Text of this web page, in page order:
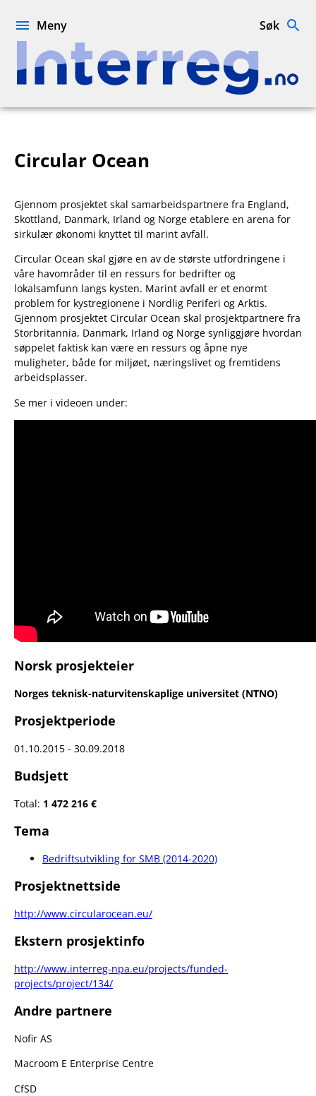
Interreg.no
Meny Søk
Circular Ocean
Gjennom prosjektet skal samarbeidspartnere fra England,
Skottland, Danmark, Irland og Norge etablere en arena for
sirkulær økonomi knyttet til marint avfall.
Circular Ocean skal gjøre en av de største utfordringene i
våre havområder til en ressurs for bedrifter og
lokalsamfunn langs kysten. Marint avfall er et enormt
problem for kystregionene i Nordlig Periferi og Arktis.
Gjennom prosjektet Circular Ocean skal prosjektpartnere fra
Storbritannia, Danmark, Irland og Norge synliggjøre hvordan
søppelet faktisk kan være en ressurs og åpne nye
muligheter, både for miljøet, næringslivet og fremtidens
arbeidsplasser.
Se mer i videoen under:
Norsk prosjekteier
Norges teknisk-naturvitenskaplige universitet (NTNO)
Prosjektperiode
01.10.2015 - 30.09.2018
Budsjett
Total: 1 472 216 €
Tema
Bedriftsutvikling for SMB (2014-2020)
Prosjektnettside
http://www.circularocean.eu/
Ekstern prosjektinfo
http://www.interreg-npa.eu/projects/funded-
projects/project/134/
Andre partnere
Nofir AS
Macroom E Enterprise Centre
CfSD